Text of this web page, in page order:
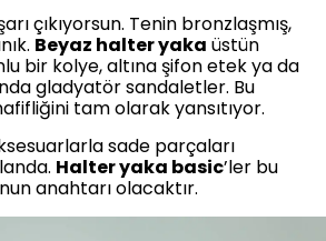
çıkıyorsun. Tenin bronzlaşmış,
Beyaz halter yaka üstün
bir kolye, altına şifon etek ya da
gladyatör sandaletler. Bu
tam olarak yansıtıyor.
sade parçaları
Halter yaka basic’ler bu
anahtarı olacaktır.